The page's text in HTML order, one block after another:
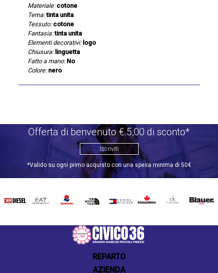
Materiale: cotone
Tema: tinta unita
Tessuto: cotone
Fantasia: tinta unita
Elementi decorativi: logo
Chiusura: linguetta
Fatto a mano: No
Colore: nero
Offerta di benvenuto €.5,00 di sconto*
Iscriviti
*Valido su ogni primo acquisto con una spesa minima di 50€
DIESEL EA7 INVICTATHE
TOMMY
DSQUARED2
CALVIN BLAUER
REPARTO
AZIENDA